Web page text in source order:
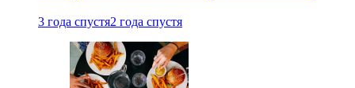
3 года спустя2 года спустя